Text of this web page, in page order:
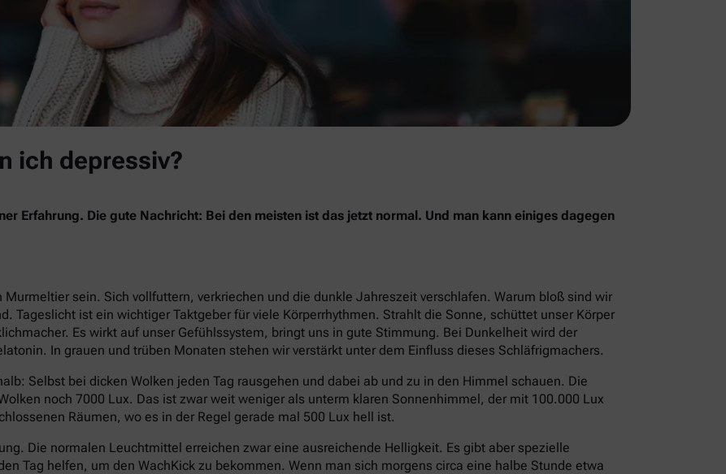
ich depressiv?
Erfahrung. Die gute Nachricht: Bei den meisten ist das jetzt normal. Und man kann einiges dagegen
sein. Sich vollfuttern, verkriechen und die dunkle Jahreszeit verschlafen. Warum bloß sind wir
Tageslicht ist ein wichtiger Taktgeber für viele Körperrhythmen. Strahlt die Sonne, schüttet unser Körper
Es wirkt auf unser Gefühlssystem, bringt uns in gute Stimmung. Bei Dunkelheit wird der
In grauen und trüben Monaten stehen wir verstärkt unter dem Einfluss dieses Schläfrigmachers.
Selbst bei dicken Wolken jeden Tag rausgehen und dabei ab und zu in den Himmel schauen. Die
noch 7000 Lux. Das ist zwar weit weniger als unterm klaren Sonnenhimmel, der mit 100.000 Lux
Räumen, wo es in der Regel gerade mal 500 Lux hell ist.
Die normalen Leuchtmittel erreichen zwar eine ausreichende Helligkeit. Es gibt aber spezielle
Tag helfen, um den WachKick zu bekommen. Wenn man sich morgens circa eine halbe Stunde etwa